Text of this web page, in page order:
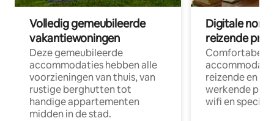
Volledig gemeubileerde
vakantiewoningen
Deze gemeubileerde
accommodaties hebben alle
voorzieningen van thuis, van
rustige berghutten tot
handige appartementen
midden in de stad.
Digitale
reizende
Comfortabele
reizende en
werkende
wifi en